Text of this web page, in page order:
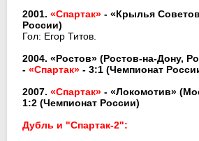
2001. «Спартак» - «Крылья
России)
Гол: Егор Титов.
2004. «Ростов» (Ростов-на-Дону,
- «Спартак» - 3:1 (Чемпионат
2007. «Спартак» - «Локомотив»
1:2 (Чемпионат России)
Дубль и "Спартак-2":